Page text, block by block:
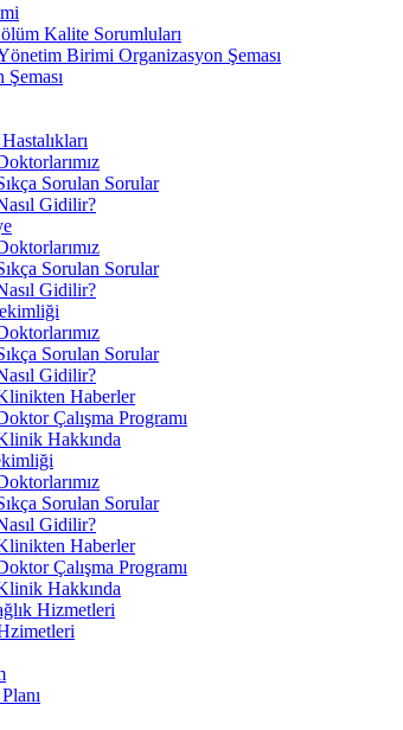
Kalite Sorumluları
Birimi Organizasyon Şeması
Sorulan Sorular
Gidilir?
Sorulan Sorular
Gidilir?
Sorulan Sorular
Gidilir?
Haberler
Çalışma Programı
Hakkında
Sorulan Sorular
Gidilir?
Haberler
Çalışma Programı
Hakkında
Hizmetleri